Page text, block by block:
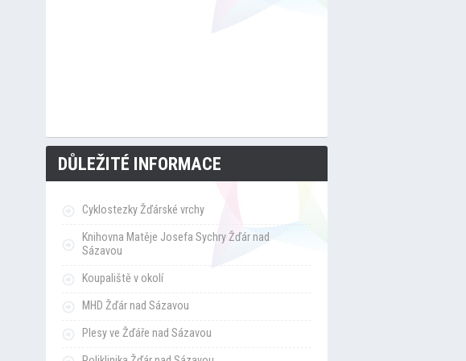
DŮLEŽITÉ INFORMACE
Cyklostezky Žďárské vrchy
Knihovna Matěje Josefa Sychry Žďár nad
Sázavou
Koupaliště v okolí
MHD Žďár nad Sázavou
Plesy ve Žďáře nad Sázavou